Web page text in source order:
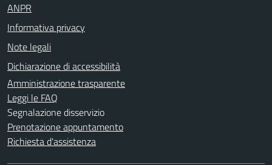
ANPR
Informativa privacy
Note legali
Dichiarazione di accessibilità
Amministrazione trasparente
Leggi le FAQ
Segnalazione disservizio
Prenotazione appuntamento
Richiesta d'assistenza